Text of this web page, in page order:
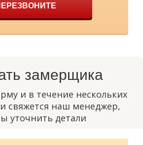
замерщика
и в течение нескольких
свяжется наш менеджер,
уточнить детали